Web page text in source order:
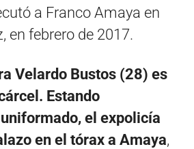
a Franco Amaya en
en febrero de 2017.
Velardo Bustos (28) es
Estando
el expolicía
en el tórax a Amaya,